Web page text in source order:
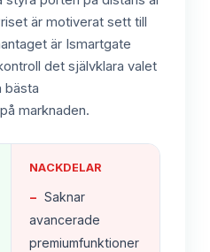
är motiverat sett till
är Ismartgate
det självklara valet
bästa
marknaden.
NACKDELAR
− Saknar
avancerade
premiumfunktioner